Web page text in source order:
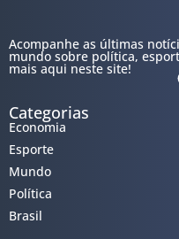
Acompanhe as últimas
mundo sobre política,
mais aqui neste site!
Categorias
Economia
Esporte
Mundo
Política
Brasil